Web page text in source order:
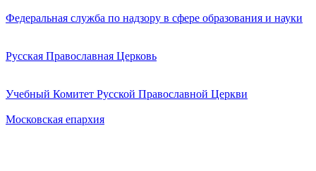
Федеральная служба по надзору в сфере образования и науки
Русская Православная Церковь
Учебный Комитет Русской Православной Церкви
Московская епархия